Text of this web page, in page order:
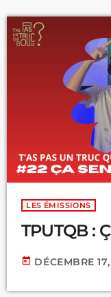
LES ÉMISSIONS
TPUTQB :
today DÉCEMBRE